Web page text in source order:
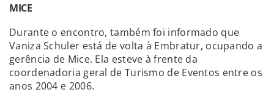
MICE
Durante o encontro, também foi informado que
Vaniza Schuler está de volta à Embratur, ocupando a
gerência de Mice. Ela esteve à frente da
coordenadoria geral de Turismo de Eventos entre os
anos 2004 e 2006.